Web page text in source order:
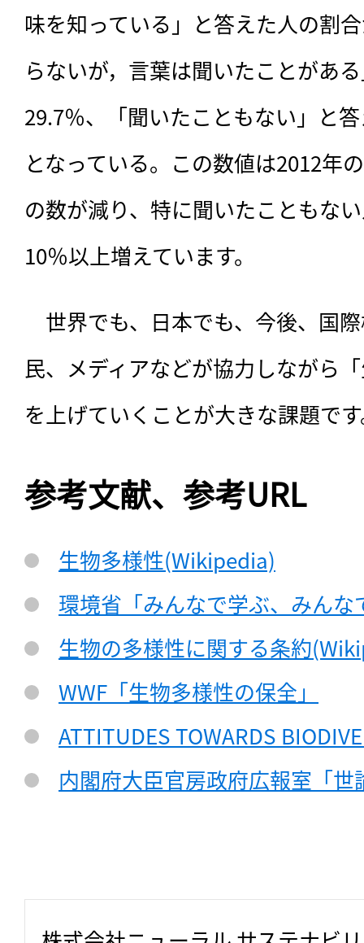
味を知っている」と答えた人の割
らないが，言葉は聞いたことがあ
29.7％、「聞いたこともない」と
となっている。この数値は2012年
の数が減り、特に聞いたこともな
10％以上増えています。
世界でも、日本でも、今後、国
民、メディアなどが協力しながら
を上げていくことが大きな課題で
参考文献、参考URL
生物多様性(Wikipedia)
環境省「みんなで学ぶ、みん
生物の多様性に関する条約
WWF「生物多様性の保全」
ATTITUDES TOWARDS
内閣府大臣官房政府広報室「世